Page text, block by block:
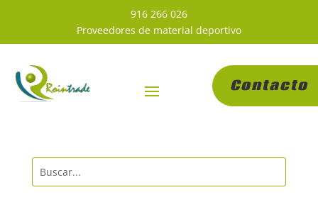
916 266 026
Proveedores de material deportivo
Contacto